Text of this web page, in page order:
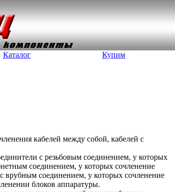
Каталог Купим
кабелей между собой, кабелей с
с резьбовым соединением, у которых
соединением, у которых сочленение
врубным соединением, у которых сочленение
блоков аппаратуры.